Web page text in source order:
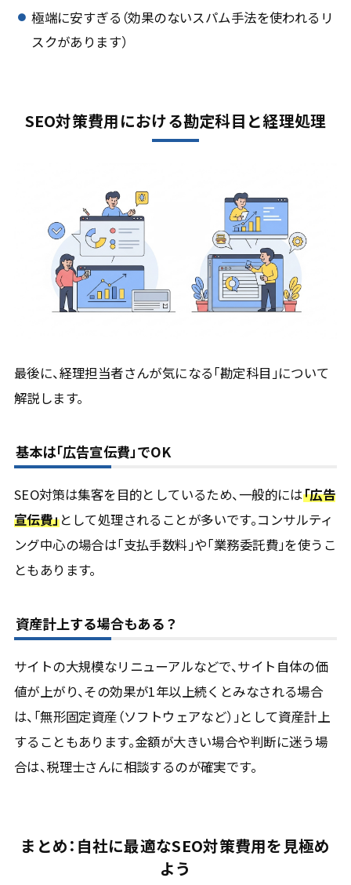
極端に安すぎる（効果のないスパム手法を使われるリ
スクがあります）
SEO対策費用における勘定科目と経理処理
最後に、経理担当者さんが気になる「勘定科目」について
解説します。
基本は「広告宣伝費」でOK
SEO対策は集客を目的としているため、一般的には「広告
宣伝費」として処理されることが多いです。コンサルティ
ング中心の場合は「支払手数料」や「業務委託費」を使うこ
ともあります。
資産計上する場合もある？
サイトの大規模なリニューアルなどで、サイト自体の価
値が上がり、その効果が1年以上続くとみなされる場合
は、「無形固定資産（ソフトウェアなど）」として資産計上
することもあります。金額が大きい場合や判断に迷う場
合は、税理士さんに相談するのが確実です。
まとめ：自社に最適なSEO対策費用を見極め
よう